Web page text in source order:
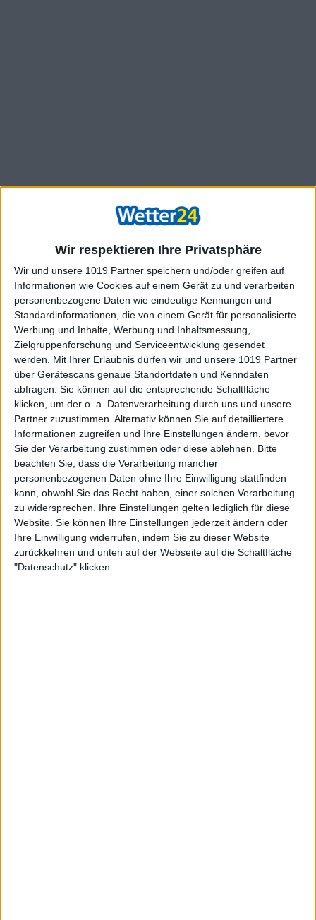
Wir respektieren Ihre Privatsphäre
Wir und unsere 1019 Partner speichern und/oder greifen auf
Informationen wie Cookies auf einem Gerät zu und verarbeiten
personenbezogene Daten wie eindeutige Kennungen und
Standardinformationen, die von einem Gerät für personalisierte
Werbung und Inhalte, Werbung und Inhaltsmessung,
Zielgruppenforschung und Serviceentwicklung gesendet
werden.
Mit Ihrer Erlaubnis dürfen wir und unsere 1019 Partner
über Gerätescans genaue Standortdaten und Kenndaten
abfragen. Sie können auf die entsprechende Schaltfläche
klicken, um der o. a. Datenverarbeitung durch uns und unsere
Partner zuzustimmen. Alternativ können Sie auf detailliertere
Informationen zugreifen und Ihre Einstellungen ändern, bevor
Sie der Verarbeitung zustimmen oder diese ablehnen.
Bitte
beachten Sie, dass die Verarbeitung mancher
personenbezogenen Daten ohne Ihre Einwilligung stattfinden
kann, obwohl Sie das Recht haben, einer solchen Verarbeitung
zu widersprechen. Ihre Einstellungen gelten lediglich für diese
Website. Sie können Ihre Einstellungen jederzeit ändern oder
Ihre Einwilligung widerrufen, indem Sie zu dieser Website
zurückkehren und unten auf der Webseite auf die Schaltfläche
"Datenschutz" klicken.